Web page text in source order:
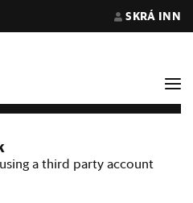
SKRÁ INN
a third party account